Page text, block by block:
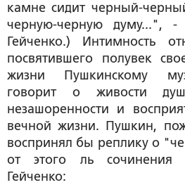
камне сидит черный-
черную-черную думу...",
Гейченко.) Интимность
посвятившего полувек
жизни Пушкинскому
говорит о живости
незашоренности и
вечной жизни. Пушкин,
воспринял бы реплику о
от этого ль сочинения
Гейченко: